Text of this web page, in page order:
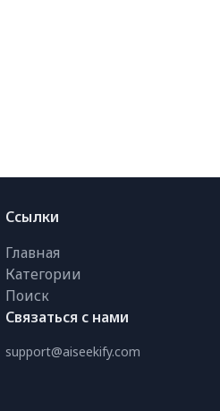
Ссылки
Главная
Категории
Поиск
Связаться с нами
support@aiseekify.com